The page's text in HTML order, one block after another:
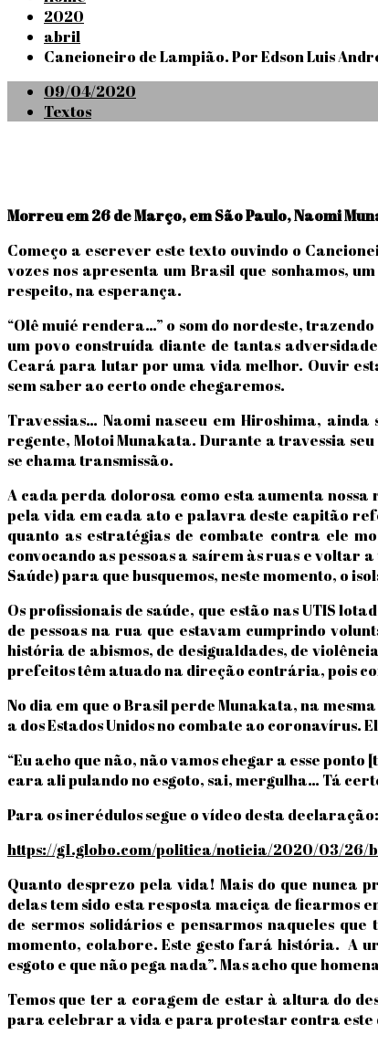
2020
abril
Cancioneiro de Lampião. Por Edson Luis
Posted
on
09/04/2020
Textos
Morreu em 26 de Março, em São Paulo, Naomi
Começo a escrever este texto ouvindo o
vozes nos apresenta um Brasil que sonhamos,
respeito, na esperança.
“Olê muié rendera…” o som do nordeste,
um povo construída diante de tantas
Ceará para lutar por uma vida melhor. Ouvir
sem saber ao certo onde chegaremos.
Travessias… Naomi nasceu em Hiroshima,
regente, Motoi Munakata. Durante a travessia
se chama transmissão.
A cada perda dolorosa como esta aumenta nossa
pela vida em cada ato e palavra deste capitão
quanto as estratégias de combate contra ele
convocando as pessoas a saírem às ruas e voltar
Saúde) para que busquemos, neste momento, o
Os profissionais de saúde, que estão nas UTIS
de pessoas na rua que estavam cumprindo
história de abismos, de desigualdades, de
prefeitos têm atuado na direção contrária, pois
No dia em que o Brasil perde Munakata, na
a dos Estados Unidos no combate ao coronavírus.
“Eu acho que não, não vamos chegar a esse
cara ali pulando no esgoto, sai, mergulha… Tá
Para os incrédulos segue o vídeo desta declaração:
https://g1.globo.com/politica/noticia/2020/03/
Quanto desprezo pela vida! Mais do que nunca
delas tem sido esta resposta maciça de ficarmos
de sermos solidários e pensarmos naqueles
momento, colabore. Este gesto fará história. A
esgoto e que não pega nada”. Mas acho que
Temos que ter a coragem de estar à altura do
para celebrar a vida e para protestar contra este